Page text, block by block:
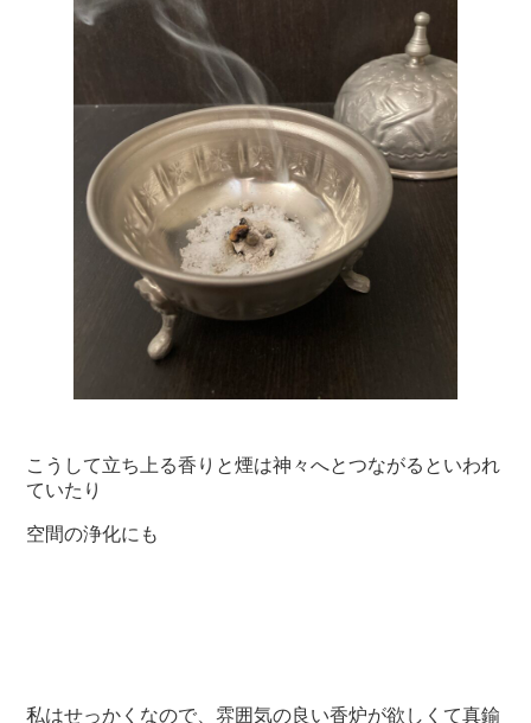
こうして立ち上る香りと煙は神々へとつながるといわれ
ていたり
空間の浄化にも
私はせっかくなので、雰囲気の良い香炉が欲しくて真鍮